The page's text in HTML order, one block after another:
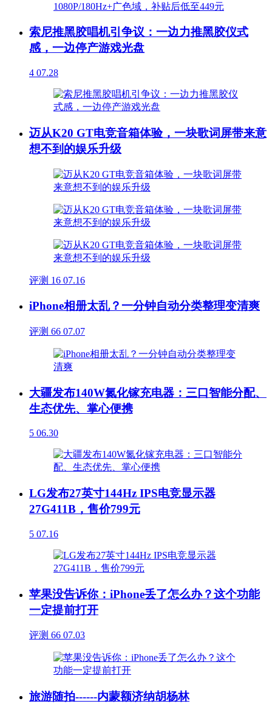
索尼推黑胶唱机引争议：一边力推黑胶仪式
感，一边停产游戏光盘
4 07.28
迈从K20 GT电竞音箱体验，一块歌词屏带来意
想不到的娱乐升级
评测 16 07.16
iPhone相册太乱？一分钟自动分类整理变清爽
评测 66 07.07
大疆发布140W氮化镓充电器：三口智能分配、
生态优先、掌心便携
5 06.30
LG发布27英寸144Hz IPS电竞显示器
27G411B，售价799元
5 07.16
苹果没告诉你：iPhone丢了怎么办？这个功能
一定提前打开
评测 66 07.03
旅游随拍------内蒙额济纳胡杨林